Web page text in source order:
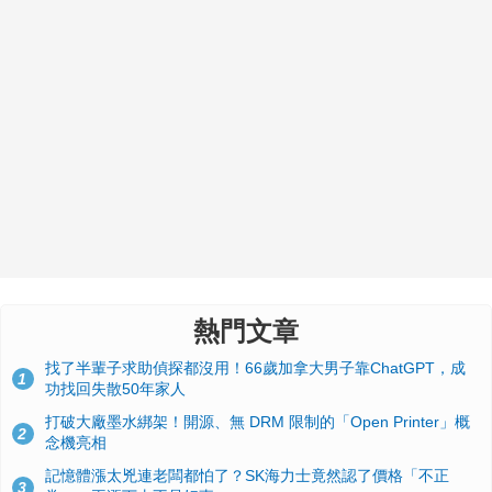
熱門文章
1
找了半輩子求助偵探都沒用！66歲加拿大男子靠ChatGPT，成
功找回失散50年家人
2
打破大廠墨水綁架！開源、無 DRM 限制的「Open Printer」概
念機亮相
3
記憶體漲太兇連老闆都怕了？SK海力士竟然認了價格「不正